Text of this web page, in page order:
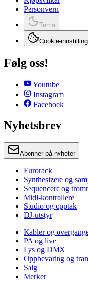
Personvern
Tema
Cookie-
Følg oss!
Youtube
Instagram
Facebook
Nyhetsbrev
Abonner på nyheter
Eurorack
Synthesizere og
Sequencere og
Midi-kontrollere
Studio og opptak
DJ-utstyr
Kabler og
PA og live
Lys og DMX
Oppbevaring og
Salg
Merker